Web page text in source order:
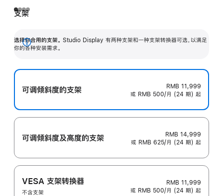
支架
选择你合用的支架。 Studio Display 有两种支架和一种支架转换器可选，以满足
你的各种安装需求。
展
可调倾斜度的支架
RMB 11,999
或 RMB 500/月 (24 期) 起
可调倾斜度及高‍度的支‍架
RMB 14,999
或 RMB 625/月 (24 期) 起
VESA 支架转换器
不含支架
RMB 11,999
或 RMB 500/月 (24 期) 起